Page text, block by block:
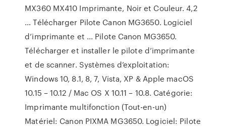
MX360 MX410 Imprimante, Noir et Couleur. 4,2
… Télécharger Pilote Canon MG3650. Logiciel
d’imprimante et ... Pilote Canon MG3650.
Télécharger et installer le pilote d’imprimante
et de scanner. Systèmes d’exploitation:
Windows 10, 8.1, 8, 7, Vista, XP & Apple macOS
10.15 – 10.12 / Mac OS X 10.11 – 10.8. Catégorie:
Imprimante multifonction (Tout-en-un)
Matériel: Canon PIXMA MG3650. Logiciel: Pilote